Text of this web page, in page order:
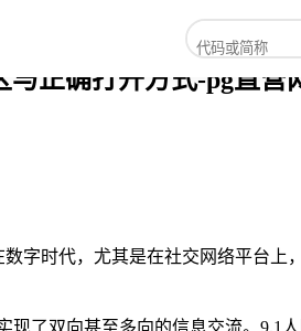
正确打开方式-pg直营
字时代，尤其是在社交网络平台